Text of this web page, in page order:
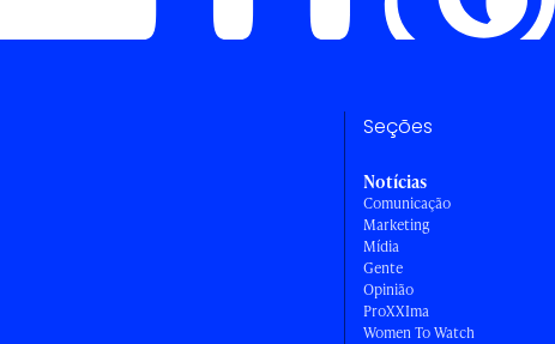
Seções
Notícias
Comunicação
Marketing
Mídia
Gente
Opinião
ProXXIma
Women To Watch